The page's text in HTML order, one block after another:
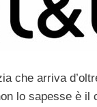
che arriva
lo sapesse è il